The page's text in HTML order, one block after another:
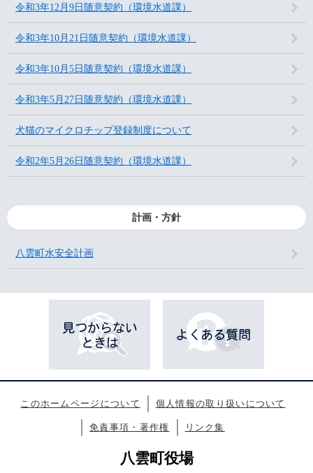
令和3年12月9日随意契約（環境水道課）
令和3年10月21日随意契約（環境水道課）
令和3年10月5日随意契約（環境水道課）
令和3年5月27日随意契約（環境水道課）
犬猫のマイクロチップ登録制度について
令和2年5月26日随意契約（環境水道課）
計画・方針
八雲町水安全計画
このホームページについて 個人情報の取り扱いについて
免責事項・著作権 リンク集
八雲町役場